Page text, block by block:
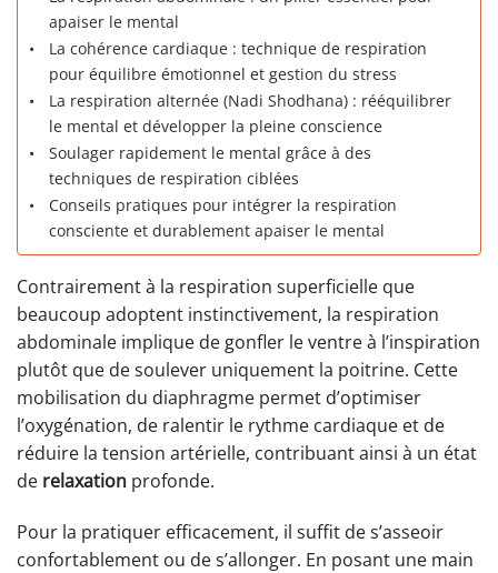
apaiser le mental
La cohérence cardiaque : technique de respiration
pour équilibre émotionnel et gestion du stress
La respiration alternée (Nadi Shodhana) : rééquilibrer
le mental et développer la pleine conscience
Soulager rapidement le mental grâce à des
techniques de respiration ciblées
Conseils pratiques pour intégrer la respiration
consciente et durablement apaiser le mental
Contrairement à la respiration superficielle que
beaucoup adoptent instinctivement, la respiration
abdominale implique de gonfler le ventre à l’inspiration
plutôt que de soulever uniquement la poitrine. Cette
mobilisation du diaphragme permet d’optimiser
l’oxygénation, de ralentir le rythme cardiaque et de
réduire la tension artérielle, contribuant ainsi à un état
de relaxation profonde.
Pour la pratiquer efficacement, il suffit de s’asseoir
confortablement ou de s’allonger. En posant une main